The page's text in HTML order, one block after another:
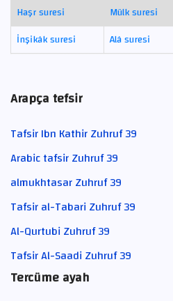
Haşr suresi
Mülk suresi
İnşikâk suresi
Alâ suresi
Arapça tefsir
Tafsir Ibn Kathir Zuhruf 39
Arabic tafsir Zuhruf 39
almukhtasar Zuhruf 39
Tafsir al-Tabari Zuhruf 39
Al-Qurtubi Zuhruf 39
Tafsir Al-Saadi Zuhruf 39
Tercüme ayah